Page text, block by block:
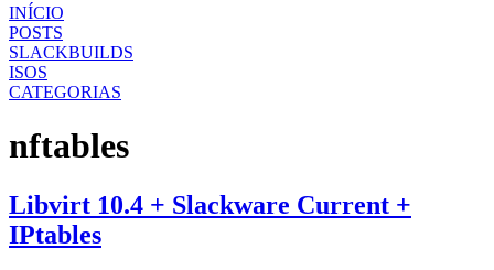
INÍCIO
POSTS
SLACKBUILDS
ISOS
CATEGORIAS
nftables
Libvirt 10.4 + Slackware Current +
IPtables